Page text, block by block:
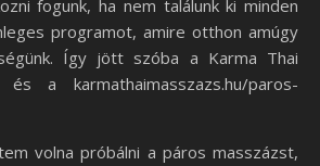
fogunk, ha nem találunk ki minden
programot, amire otthon amúgy
Így jött szóba a Karma Thai
a karmathaimasszazs.hu/paros-
volna próbálni a páros masszázst,